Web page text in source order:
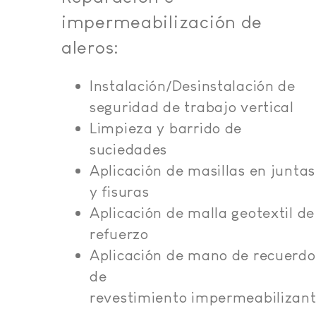
impermeabilización de
aleros:
Instalación/Desinstalación de
seguridad de trabajo vertical
Limpieza y barrido de
suciedades
Aplicación de masillas en juntas
y fisuras
Aplicación de malla geotextil de
refuerzo
Aplicación de mano de recuerdo
de
revestimiento